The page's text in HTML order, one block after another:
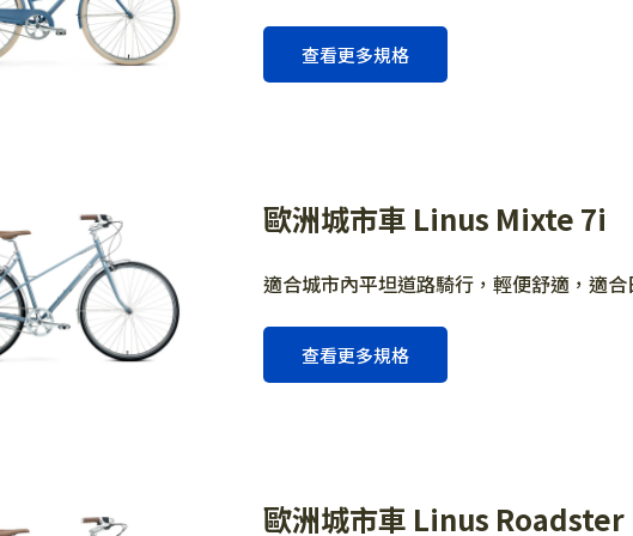
查看更多規格
歐洲城市車 Linus Mixte 7i
適合城市內平坦道路騎行，輕便舒適，適
查看更多規格
歐洲城市車 Linus Roadster